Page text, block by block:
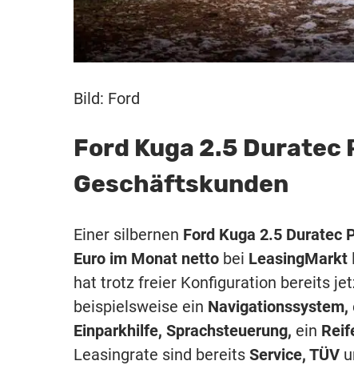
Bild: Ford
Ford Kuga 2.5 Duratec
Geschäftskunden
Einer silbernen Ford Kuga 2.5 Duratec
Euro im Monat netto bei LeasingMarkt
hat trotz freier Konfiguration bereits
beispielsweise ein Navigationssystem,
Einparkhilfe, Sprachsteuerung, ein
Leasingrate sind bereits Service, TÜV